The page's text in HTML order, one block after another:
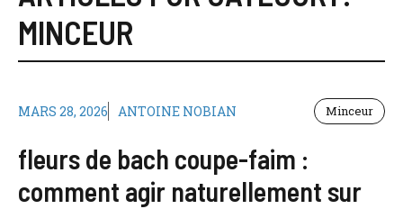
MINCEUR
MARS 28, 2026 ANTOINE NOBIAN Minceur
fleurs de bach coupe-faim :
comment agir naturellement sur